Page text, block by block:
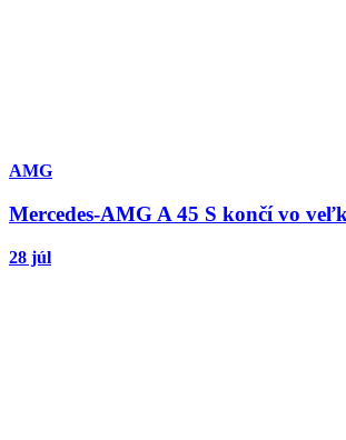
AMG
Mercedes-AMG A 45 S končí vo
28 júl